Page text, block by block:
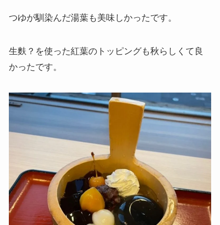
つゆが馴染んだ湯葉も美味しかったです。
生麩？を使った紅葉のトッピングも秋らしくて良
かったです。